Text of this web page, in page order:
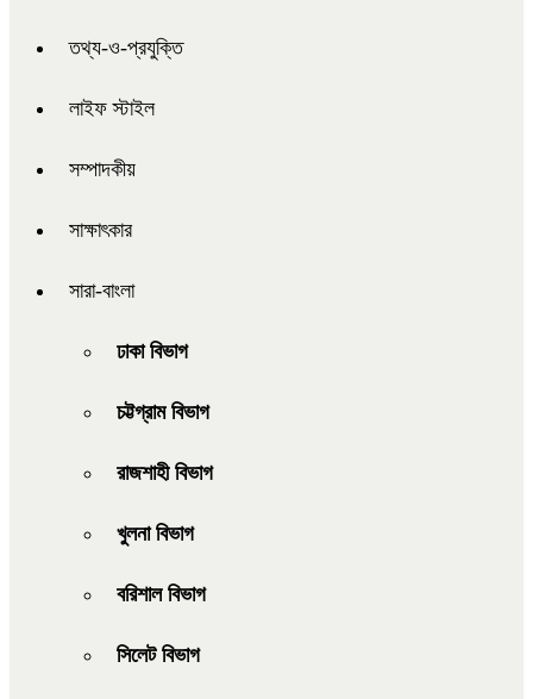
তথ্য-ও-প্রযুক্তি
লাইফ স্টাইল
সম্পাদকীয়
সাক্ষাৎকার
সারা-বাংলা
ঢাকা বিভাগ
চট্টগ্রাম বিভাগ
রাজশাহী বিভাগ
খুলনা বিভাগ
বরিশাল বিভাগ
সিলেট বিভাগ